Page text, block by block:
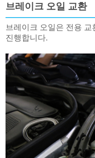
브레이크 오일 교환
브레이크 오일은 전용
진행합니다.